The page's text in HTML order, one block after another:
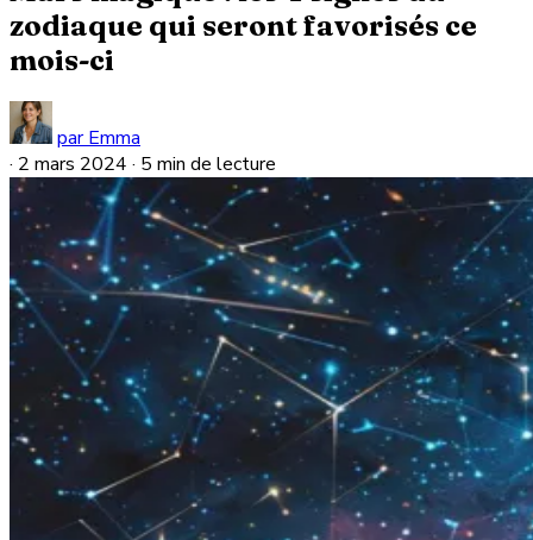
zodiaque qui seront favorisés ce
mois-ci
par Emma
· 2 mars 2024 · 5 min de lecture